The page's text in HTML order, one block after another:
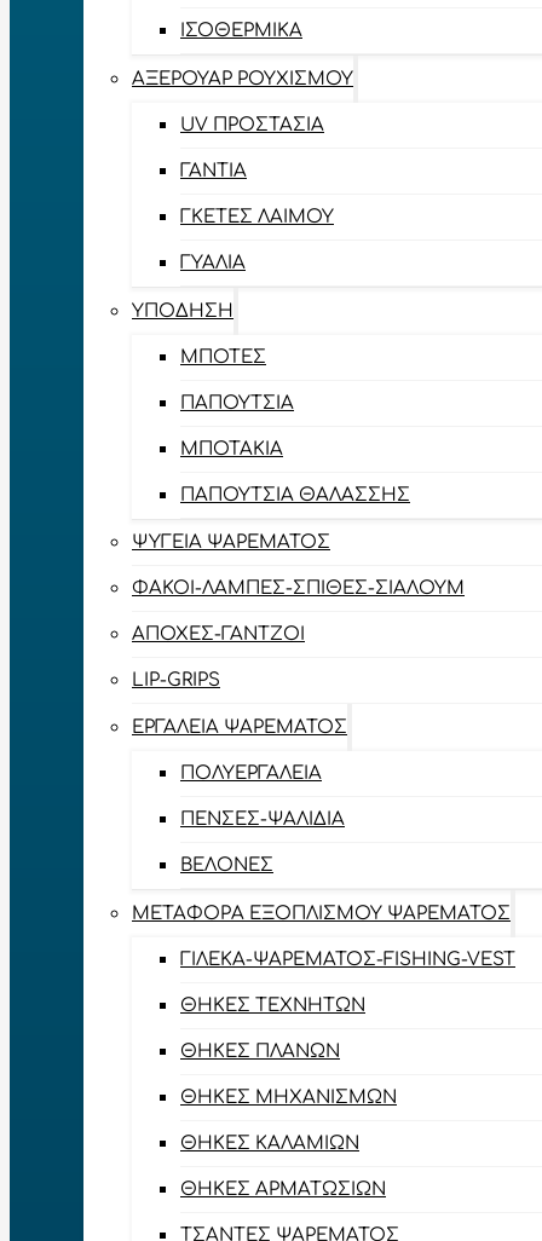
ΙΣΟΘΕΡΜΙΚΆ
ΑΞΕΡΟΥΆΡ ΡΟΥΧΙΣΜΟΎ
UV ΠΡΟΣΤΑΣΊΑ
ΓΆΝΤΙΑ
ΓΚΈΤΕΣ ΛΑΊΜΟΥ
ΓΥΑΛΙΆ
ΥΠΌΔΗΣΗ
ΜΠΌΤΕΣ
ΠΑΠΟΎΤΣΙΑ
ΜΠΟΤΆΚΙΑ
ΠΑΠΟΎΤΣΙΑ ΘΑΛΆΣΣΗΣ
ΨΥΓΕΊΑ ΨΑΡΈΜΑΤΟΣ
ΦΑΚΟΊ-ΛΆΜΠΕΣ-ΣΠΊΘΕΣ-ΣΊΑΛΟΥΜ
ΑΠΌΧΕΣ-ΓΆΝΤΖΟΙ
LIP-GRIPS
EΡΓΑΛΕΊΑ ΨΑΡΈΜΑΤΟΣ
ΠΟΛΥΕΡΓΑΛΕΊΑ
ΠΈΝΣΕΣ-ΨΑΛΊΔΙΑ
ΒΕΛΌΝΕΣ
ΜΕΤΑΦΟΡΆ ΕΞΟΠΛΙΣΜΟΎ ΨΑΡΈΜΑΤΟΣ
ΓΙΛΈΚΑ-ΨΑΡΈΜΑΤΟΣ-FISHING-VEST
ΘΉΚΕΣ ΤΕΧΝΗΤΏΝ
ΘΉΚΕΣ ΠΛΆΝΩΝ
ΘΉΚΕΣ ΜΗΧΑΝΙΣΜΏΝ
ΘΉΚΕΣ ΚΑΛΑΜΙΏΝ
ΘΉΚΕΣ ΑΡΜΑΤΩΣΙΏΝ
ΤΣΆΝΤΕΣ ΨΑΡΈΜΑΤΟΣ